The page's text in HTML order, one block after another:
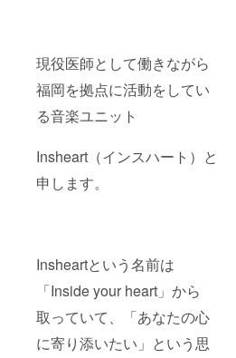
現役医師として働きながら
福岡を拠点に活動をしてい
る音楽ユニット
Insheart（インスハート）と
申します。
Insheartという名前は
「Inside your heart」から
取っていて、「あなたの心
に寄り添いたい」という思